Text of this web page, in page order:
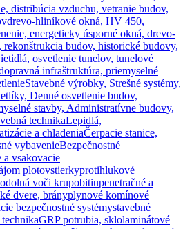
distribúcia vzduchu, vetranie budov,
drevo-hliníkové okná, HV 450,
energeticky úsporné okná, drevo-
budov, historické budovy,
osvetlenie tunelov, tunelové
infraštruktúra, priemyselné
Stavebné výrobky, Strešné systémy,
Denné osvetlenie budov,
stavby, Administratívne budovy,
technikaLepidlá,
a chladeniaČerpacie stanice,
vybavenieBezpečnostné
a vsakovacie
plotovstierkyprotihlukové
voči krupobitiupenetračné a
dvere, brányplynové komínové
bezpečnostné systémystavebné
GRP potrubia, sklolaminátové